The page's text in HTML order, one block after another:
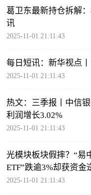
葛卫东最新持仓拆解
讯
2025-11-01 21:11:43
每日短讯：新华视点
2025-11-01 21:11:43
热文：三季报丨中信
利润增长3.02%
2025-11-01 21:11:43
光模块板块假摔？“易
ETF”跌逾3%却获资金
2025-11-01 21:11:43